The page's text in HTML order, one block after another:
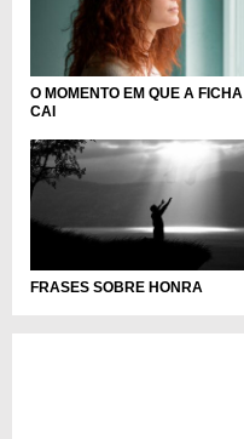
O MOMENTO EM QUE A FICHA
CAI
FRASES SOBRE HONRA